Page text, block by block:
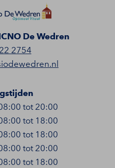
De Wedren
2754
tot 20:00
tot 18:00
tot 18:00
tot 20:00
tot 18:00